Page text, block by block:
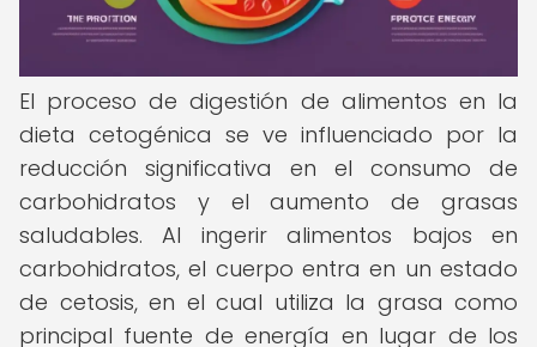
El proceso de digestión de alimentos en la
dieta cetogénica se ve influenciado por la
reducción significativa en el consumo de
carbohidratos y el aumento de grasas
saludables. Al ingerir alimentos bajos en
carbohidratos, el cuerpo entra en un estado
de cetosis, en el cual utiliza la grasa como
principal fuente de energía en lugar de los